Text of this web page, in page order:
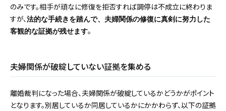
のみです。相手が頑なに修復を拒否すれば調停は不成立に終わりま
すが、 法的な手続きを踏んで、夫婦関係の修復に真剣に努力した
客観的な証拠が残せます。
夫婦関係が破綻していない証拠を集める
離婚裁判になった場合、夫婦関係が破綻しているかどうかがポイント
となります。別居しているか同居しているかにかかわらず、以下の証拠